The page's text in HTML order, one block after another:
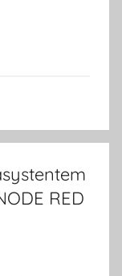
RED